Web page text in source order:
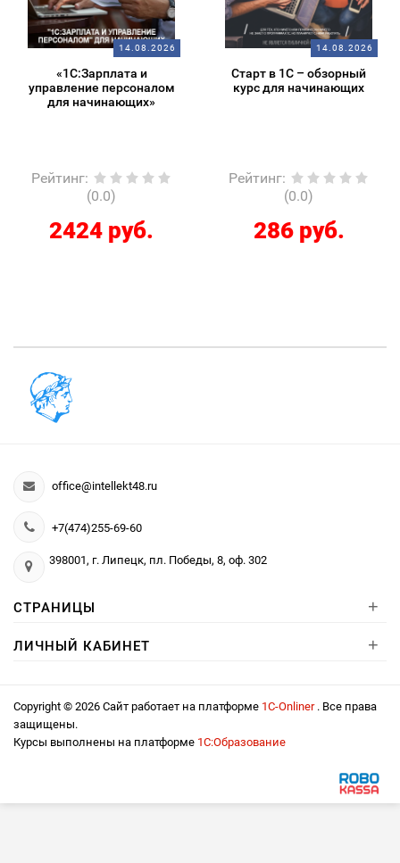
14.08.2026
«1С:Зарплата и
управление персоналом
для начинающих»
Рейтинг:
(0.0)
2424 руб.
14.08.2026
Старт в 1С – обзорный
курс для начинающих
Рейтинг:
(0.0)
286 руб.
office@intellekt48.ru
+7(474)255-69-60
398001, г. Липецк, пл. Победы, 8, оф. 302
СТРАНИЦЫ +
ЛИЧНЫЙ КАБИНЕТ +
Copyright © 2026 Сайт работает на платформе 1С-Onliner . Все права
защищены.
Курсы выполнены на платформе 1С:Образование